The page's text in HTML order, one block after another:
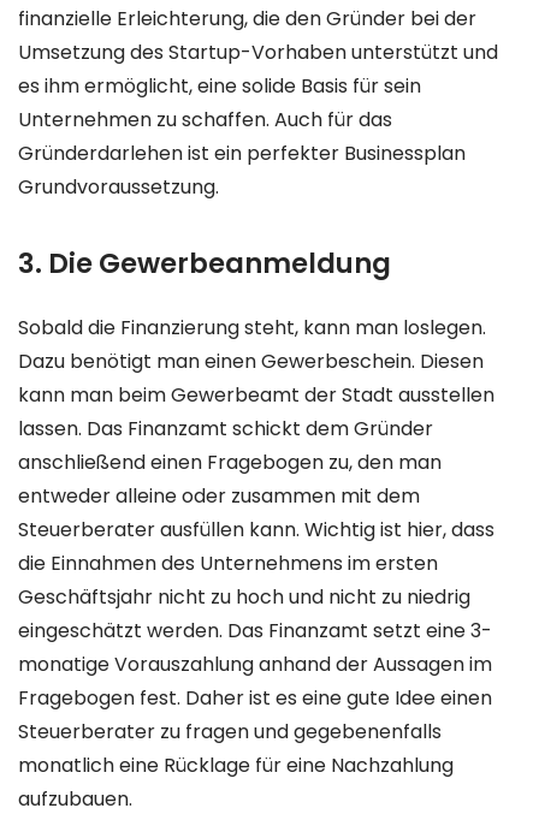
finanzielle Erleichterung, die den Gründer bei der
Umsetzung des Startup-Vorhaben unterstützt und
es ihm ermöglicht, eine solide Basis für sein
Unternehmen zu schaffen. Auch für das
Gründerdarlehen ist ein perfekter Businessplan
Grundvoraussetzung.
3. Die Gewerbeanmeldung
Sobald die Finanzierung steht, kann man loslegen.
Dazu benötigt man einen Gewerbeschein. Diesen
kann man beim Gewerbeamt der Stadt ausstellen
lassen. Das Finanzamt schickt dem Gründer
anschließend einen Fragebogen zu, den man
entweder alleine oder zusammen mit dem
Steuerberater ausfüllen kann. Wichtig ist hier, dass
die Einnahmen des Unternehmens im ersten
Geschäftsjahr nicht zu hoch und nicht zu niedrig
eingeschätzt werden. Das Finanzamt setzt eine 3-
monatige Vorauszahlung anhand der Aussagen im
Fragebogen fest. Daher ist es eine gute Idee einen
Steuerberater zu fragen und gegebenenfalls
monatlich eine Rücklage für eine Nachzahlung
aufzubauen.